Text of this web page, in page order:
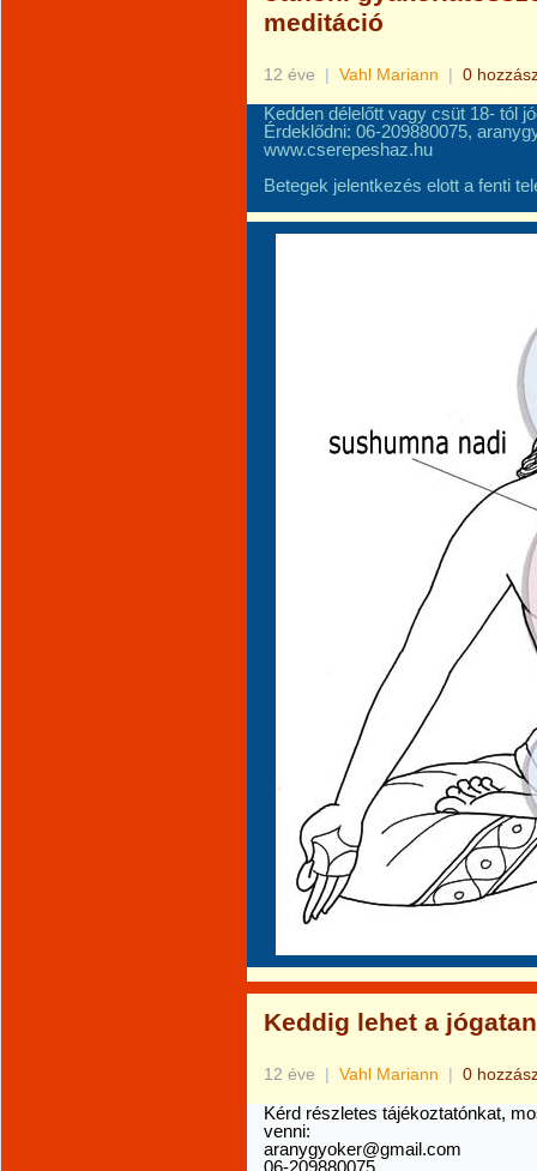
meditáció
12 éve | Vahl Mariann | 0
Kedden délelőtt vagy csüt 18- tól
Érdeklődni: 06-209880075,
www.cserepeshaz.hu
Betegek jelentkezés elott a fenti
Keddig lehet a
12 éve | Vahl Mariann | 0
Kérd részletes tájékoztatónkat,
venni:
aranygyoker@gmail.com
06-209880075